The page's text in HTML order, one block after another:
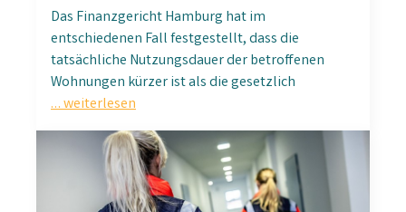
Das Finanzgericht Hamburg hat im
entschiedenen Fall festgestellt, dass die
tatsächliche Nutzungsdauer der betroffenen
Wohnungen kürzer ist als die gesetzlich
… weiterlesen